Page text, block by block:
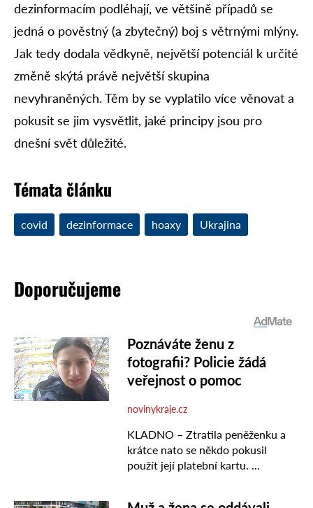
dezinformacím podléhají, ve většině případů se
jedná o pověstný (a zbytečný) boj s větrnými mlýny.
Jak tedy dodala vědkyně, největší potenciál k určité
změně skýtá právě největší skupina
nevyhraněných. Těm by se vyplatilo více věnovat a
pokusit se jim vysvětlit, jaké principy jsou pro
dnešní svět důležité.
Témata článku
covid dezinformace hoaxy Ukrajina
Doporučujeme